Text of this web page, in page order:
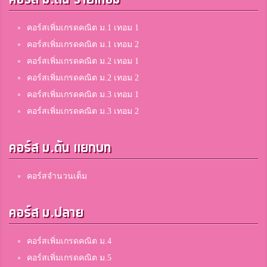
คอร์สเพิ่มเกรดคณิต ม.1 เทอม 1
คอร์สเพิ่มเกรดคณิต ม.1 เทอม 2
คอร์สเพิ่มเกรดคณิต ม.2 เทอม 1
คอร์สเพิ่มเกรดคณิต ม.2 เทอม 2
คอร์สเพิ่มเกรดคณิต ม.3 เทอม 1
คอร์สเพิ่มเกรดคณิต ม.3 เทอม 2
คอร์ส ม.ต้น แยกบท
คอร์สจำนวนเต็ม
คอร์ส ม.ปลาย
คอร์สเพิ่มเกรดคณิต ม.4
คอร์สเพิ่มเกรดคณิต ม.5